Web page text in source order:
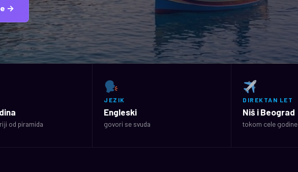
→
od piramida
JEZIK
Engleski
govori se svuda
DIREKTAN LET
Niš i Beograd
tokom cele godine